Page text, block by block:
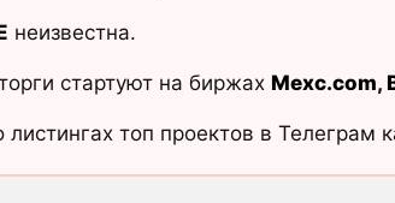
неизвестна.
стартуют на биржах Mexc.com,
топ проектов в Телеграм